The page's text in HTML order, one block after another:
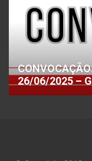
26/06/2025 –